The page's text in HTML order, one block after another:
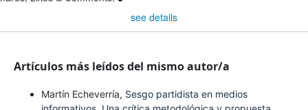
see details
Artículos más leídos del mismo autor/a
Martín Echeverría, Sesgo partidista en medios